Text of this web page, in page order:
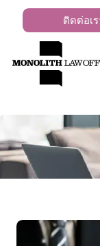
ติดต่อเ